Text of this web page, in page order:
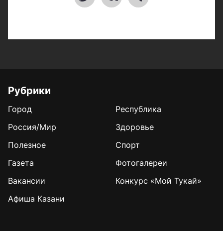
Рубрики
Город
Республика
Россия/Мир
Здоровье
Полезное
Спорт
Газета
Фотогалереи
Вакансии
Конкурс «Мой Тукай»
Афиша Казани